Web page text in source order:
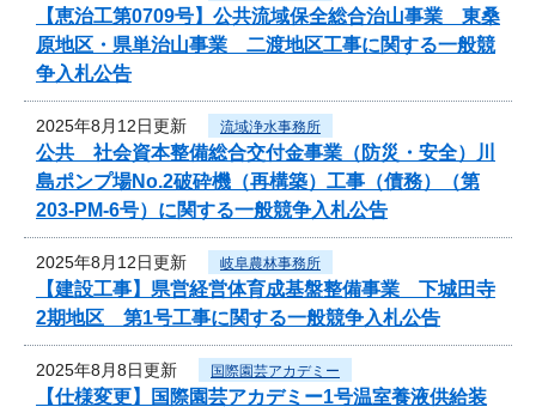
【恵治工第0709号】公共流域保全総合治山事業 東桑
原地区・県単治山事業 二渡地区工事に関する一般競
争入札公告
2025年8月12日更新 流域浄水事務所
公共 社会資本整備総合交付金事業（防災・安全）川
島ポンプ場No.2破砕機（再構築）工事（債務）（第
203-PM-6号）に関する一般競争入札公告
2025年8月12日更新 岐阜農林事務所
【建設工事】県営経営体育成基盤整備事業 下城田寺
2期地区 第1号工事に関する一般競争入札公告
2025年8月8日更新 国際園芸アカデミー
【仕様変更】国際園芸アカデミー1号温室養液供給装